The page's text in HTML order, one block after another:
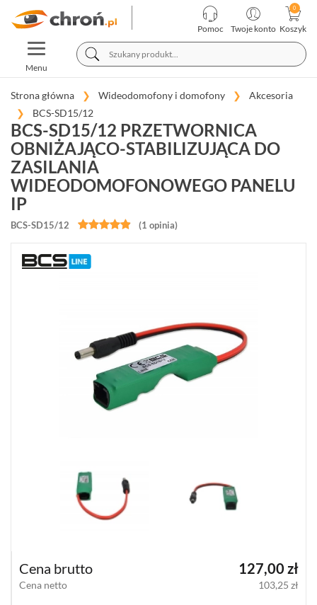
Pomoc Twoje konto Koszyk
TOGGLE
NAVIGATION
Menu
KATEGORIE
PRODUCENCI
TELEWIZJA
PRZEMYSŁOWA
ALARMOWE
SYSTEMY
PPOŻ
WIDEODOMOFONY
DOMOFONY
(55)
MONITORY
(26)
AKCESORIA
BUDYNEK
SIECI
Strona główna Wideodomofony i domofony
Akcesoria
BCS-SD15/12
BCS-SD15/12 PRZETWORNICA
OBNIŻAJĄCO-STABILIZUJĄCA DO
ZASILANIA
WIDEODOMOFONOWEGO PANELU
IP
BCS-SD15/12 
 (1 opinia)
Cena brutto 127,00 zł
Cena netto 103,25 zł